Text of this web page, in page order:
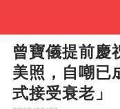
曾寶儀提前慶
美照，自嘲已
式接受衰老」